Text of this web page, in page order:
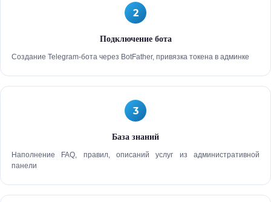
2
Подключение бота
Создание Telegram-бота через BotFather, привязка токена в админке
3
База знаний
Наполнение FAQ, правил, описаний услуг из административной
панели